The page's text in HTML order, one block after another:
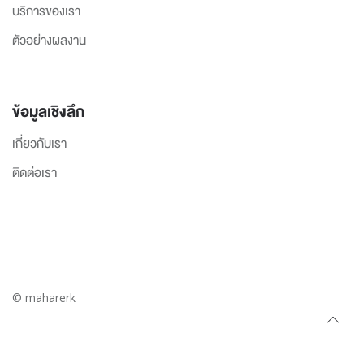
บริการของเรา
ตัวอย่างผลงาน
ข้อมูลเชิงลึก
เกี่ยวกับเรา
ติดต่อเรา
© maharerk